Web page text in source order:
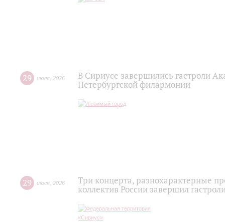
29 июля 2026
В Сириусе завершились гастроли
Петербургской филармонии
29 июля 2026
Три концерта, разнохарактерные
коллектив России завершил